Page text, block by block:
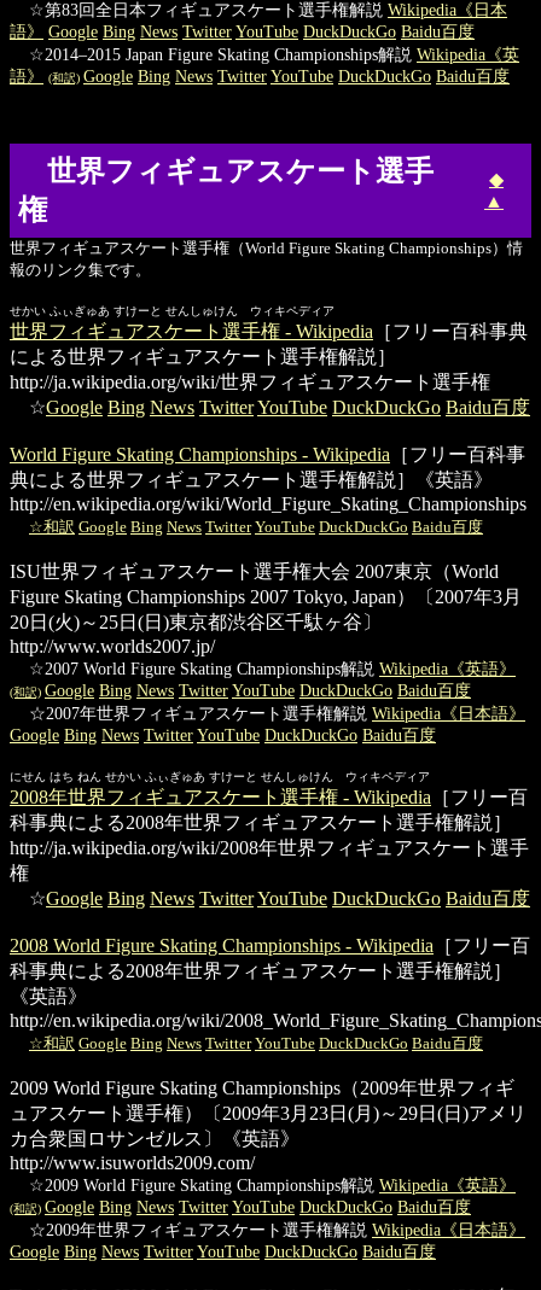
☆第83回全日本フィギュアスケート選手権解説 Wikipedia《日本
語》
Google Bing News Twitter YouTube DuckDuckGo Baidu百度
☆2014–2015 Japan Figure Skating Championships解説 Wikipedia《英
語》
(和訳) Google Bing News Twitter YouTube DuckDuckGo Baidu百度
世界フィギュアスケート選手
権
◆
▲
世界フィギュアスケート選手権（World Figure Skating Championships）情
報のリンク集です。
せかい ふぃぎゅあ すけーと せんしゅけん ウィキペディア
世界フィギュアスケート選手権 - Wikipedia ［フリー百科事典
による世界フィギュアスケート選手権解説］
http://ja.wikipedia.org/wiki/世界フィギュアスケート選手権
☆Google Bing News TwitterYouTube DuckDuckGo Baidu百度
World Figure Skating Championships - Wikipedia ［フリー百科事
典による世界フィギュアスケート選手権解説］《英語》
http://en.wikipedia.org/wiki/World_Figure_Skating_Championships
☆和訳 Google Bing News Twitter YouTube DuckDuckGo Baidu百度
ISU世界フィギュアスケート選手権大会 2007東京 （World
Figure Skating Championships 2007 Tokyo, Japan）〔2007年3月
20日(火)～25日(日)東京都渋谷区千駄ヶ谷〕
http://www.worlds2007.jp/
☆2007 World Figure Skating Championships解説 Wikipedia《英語》
(和訳) Google Bing News Twitter YouTube DuckDuckGo Baidu百度
☆2007年世界フィギュアスケート選手権解説 Wikipedia《日本語》
Google Bing News Twitter YouTube DuckDuckGo Baidu百度
にせん はち ねん せかい ふぃぎゅあ すけーと せんしゅけん ウィキペディア
2008年世界フィギュアスケート選手権 - Wikipedia ［フリー百
科事典による2008年世界フィギュアスケート選手権解説］
http://ja.wikipedia.org/wiki/2008年世界フィギュアスケート選手
権
☆Google Bing News TwitterYouTube DuckDuckGo Baidu百度
2008 World Figure Skating Championships - Wikipedia ［フリー百
科事典による2008年世界フィギュアスケート選手権解説］
《英語》
http://en.wikipedia.org/wiki/
☆和訳 Google Bing News Twitter YouTube DuckDuckGo Baidu百度
2009 World Figure Skating Championships （2009年世界フィギ
ュアスケート選手権）〔2009年3月23日(月)～29日(日)アメリ
カ合衆国ロサンゼルス〕《英語》
http://www.isuworlds2009.com/
☆2009 World Figure Skating Championships解説 Wikipedia《英語》
(和訳) Google Bing News Twitter YouTube DuckDuckGo Baidu百度
☆2009年世界フィギュアスケート選手権解説 Wikipedia《日本語》
Google Bing News Twitter YouTube DuckDuckGo Baidu百度